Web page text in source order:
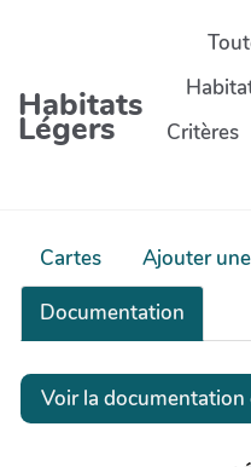
Aller au contenu principal
Habitats
Légers
Critères
Cartes Ajouter
Documentation
Voir la documentation